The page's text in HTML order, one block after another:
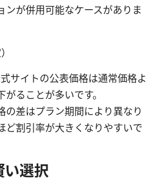
ンが併用可能なケースがありま
サイトの公表価格は通常価格よ
ることが多いです。
の差はプラン期間により異なり
ど割引率が大きくなりやすいで
い選択